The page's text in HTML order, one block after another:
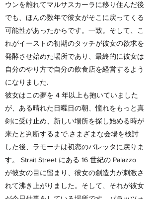
ウンを離れてマルサスカーラに移り住んだ後
でも、ほんの数年で彼女がそこに戻ってくる
可能性があったからです。一致。そして、こ
れがイーストの初期のタッチが彼女の欲求を
発酵させ始めた場所であり、最終的に彼女は
自分のやり方で自分の飲食店を経営するよう
になりました.
彼女はこの夢を 4 年以上も抱いていました
が、ある晴れた日曜日の朝、憧れをもっと真
剣に受け止め、新しい場所を探し始める時が
来たと判断するまで.さまざまな会場を検討
した後、ラモーナは初恋のバレッタに戻りま
す。 Strait Street にある 16 世紀の Palazzo
が彼女の目に留まり、彼女の創造力が刺激さ
れて沸き上がりました。そして、それが彼女